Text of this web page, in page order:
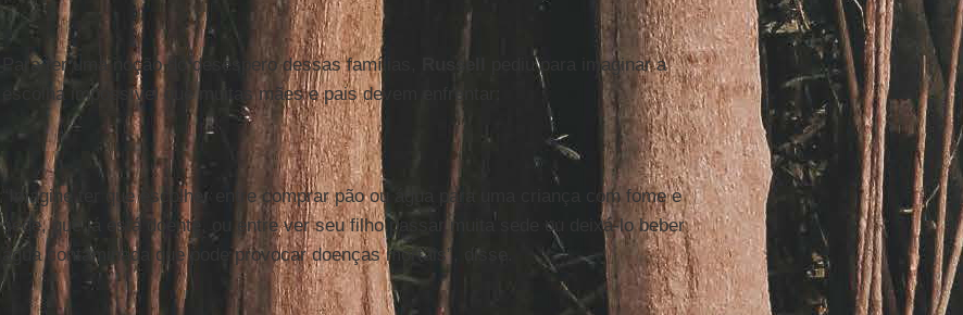
Para ter uma noção do desespero dessas famílias, Russell
pediu para imaginar a
escolha impossível que muitas mães e pais devem enfrentar:
“Imagine ter que escolher entre comprar pão ou água para uma criança com fome e
sede, que já está doente, ou entre ver seu filho passar muita sede ou deixá-lo beber
água contaminada que pode provocar doenças mortais”, disse.